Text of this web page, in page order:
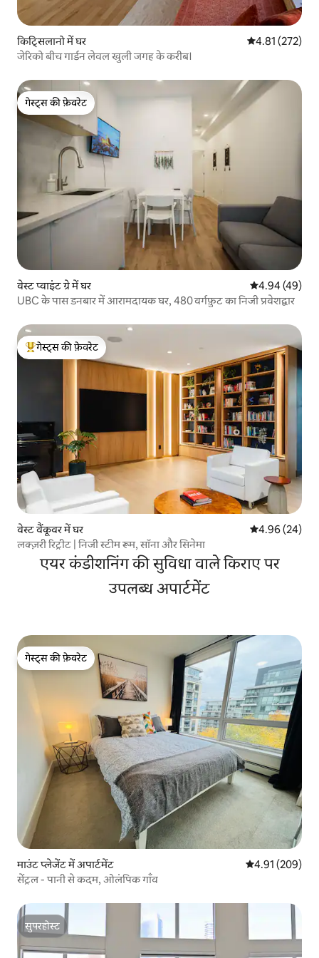
किट्सिलानो में घर औसत रेटिंग 5 में से
4.81 (272)
जेरिको बीच गार्डन लेवल खुली जगह के करीब।
गेस्ट्स की फ़ेवरेट
गेस्ट्स की फ़ेवरेट
वेस्ट प्वाइंट ग्रे में घर औसत रेटिंग 5 में
4.94 (49)
UBC के पास डनबार में आरामदायक घर, 480 वर्गफ़ुट का निजी प्रवेशद्वार
गेस्ट्स का टॉप फ़ेवरेट
गेस्ट्स की फ़ेवरेट
वेस्ट वैंकूवर में घर औसत रेटिंग 5 में
4.96 (24)
लक्ज़री रिट्रीट | निजी स्टीम रूम, सॉना और सिनेमा
एयर कंडीशनिंग की सुविधा वाले किराए पर
उपलब्ध अपार्टमेंट
गेस्ट्स की फ़ेवरेट
गेस्ट्स की फ़ेवरेट
माउंट प्लेजेंट में अपार्टमेंट औसत रेटिंग 5 में से
4.91 (209)
सेंट्रल - पानी से कदम, ओलंपिक गाँव
सुपरहोस्ट
सुपरहोस्ट